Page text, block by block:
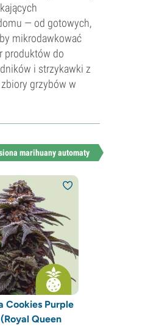
— od gotowych,
mikrodawkować
produktów do
i strzykawki z
grzybów w
marihuany automaty
Cookies Purple
Queen